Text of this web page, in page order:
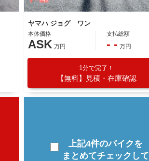
ヤマハ ジョグ ワン
本体価格
ASK 万円
支払総額
- - 万円
1分で完了！
【無料】見積・在庫確認
上記4件のバイクを
まとめてチェックして